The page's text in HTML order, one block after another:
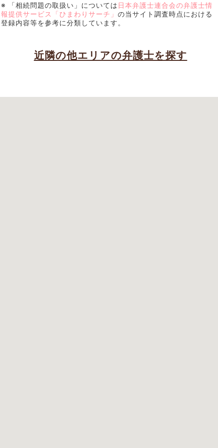
※ 「相続問題の取扱い」については 日本弁護士連合会の弁護士情
報提供サービス「ひまわりサーチ」 の当サイト調査時点における
登録内容等を参考に分類しています。
近隣の他エリアの弁護士を探す